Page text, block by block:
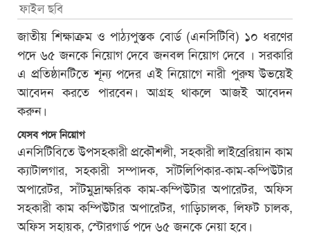
ফাইল ছবি
জাতীয় শিক্ষাক্রম ও পাঠ্যপুস্তক বোর্ড (এনসিটিবি) ১০ ধরণের
পদে ৬৫ জনকে নিয়োগ দেবে জনবল নিয়োগ দেবে । সরকারি
এ প্রতিষ্ঠানটিতে শূন্য পদের এই নিয়োগে নারী পুরুষ উভয়েই
আবেদন করতে পারবেন। আগ্রহ থাকলে আজই আবেদন
করুন।
যেসব পদে নিয়োগ
এনসিটিবিতে উপসহকারী প্রকৌশলী, সহকারী লাইব্রেরিয়ান কাম
ক্যাটালগার, সহকারী সম্পাদক, সাঁটলিপিকার-কাম-কম্পিউটার
অপারেটর, সাঁটমুদ্রাক্ষরিক কাম-কম্পিউটার অপারেটর, অফিস
সহকারী কাম কম্পিউটার অপারেটর, গাড়িচালক, লিফট চালক,
অফিস সহায়ক, স্টোরগার্ড পদে ৬৫ জনকে নেয়া হবে।